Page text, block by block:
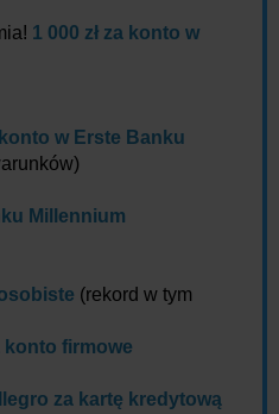
1 000 zł za konto w
w Erste Banku
Millennium
(rekord w tym
konto firmowe
za kartę kredytową